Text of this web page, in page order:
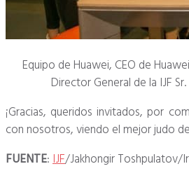
Equipo de Huawei, CEO de
Director General de la IJF
¡Gracias, queridos invitados, por
con nosotros, viendo el mejor judo
FUENTE:IJF/Jakhongir Toshpulatov/